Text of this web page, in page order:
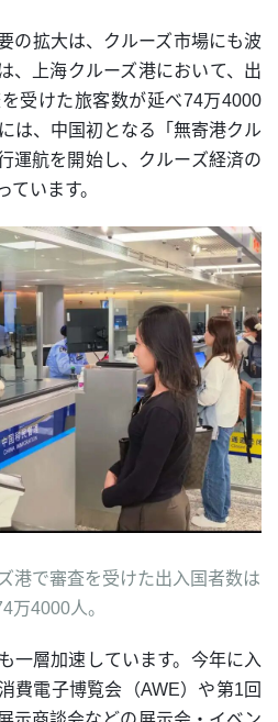
の拡大は、クルーズ市場にも波
、上海クルーズ港において、出
受けた旅客数が延べ74万4000
は、中国初となる「無寄港クル
運航を開始し、クルーズ経済の
います。
港で審査を受けた出入国者数は
万4000人。
一層加速しています。今年に入
費電子博覧会（AWE）や第1回